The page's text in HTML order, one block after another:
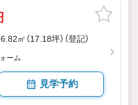
㎡（17.18坪）（登記）
ーム
見学予約